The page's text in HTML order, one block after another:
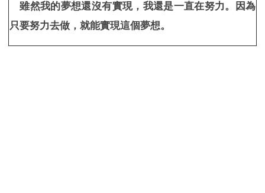
雖然我的夢想還沒有實現，我還是一直在努力。因為
只要努力去做，就能實現這個夢想。